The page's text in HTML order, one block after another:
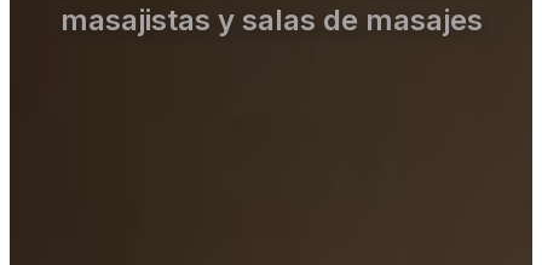
masajistas y salas de masajes